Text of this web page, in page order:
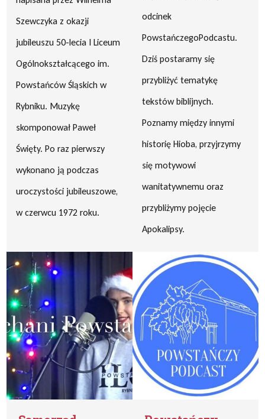
Szewczyka z okazji
jubileuszu 50-lecia I Liceum
Ogólnokształcącego im.
Powstańców Śląskich w
Rybniku. Muzykę
skomponował Paweł
Święty. Po raz pierwszy
wykonano ją podczas
uroczystości jubileuszowe,
w czerwcu 1972 roku.
odcinek
PowstańczegoPodcastu.
Dziś postaramy się
przybliżyć tematykę
tekstów biblijnych.
Poznamy między innymi
historię Hioba, przyjrzymy
się motywowi
wanitatywnemu oraz
przybliżymy pojęcie
Apokalipsy.